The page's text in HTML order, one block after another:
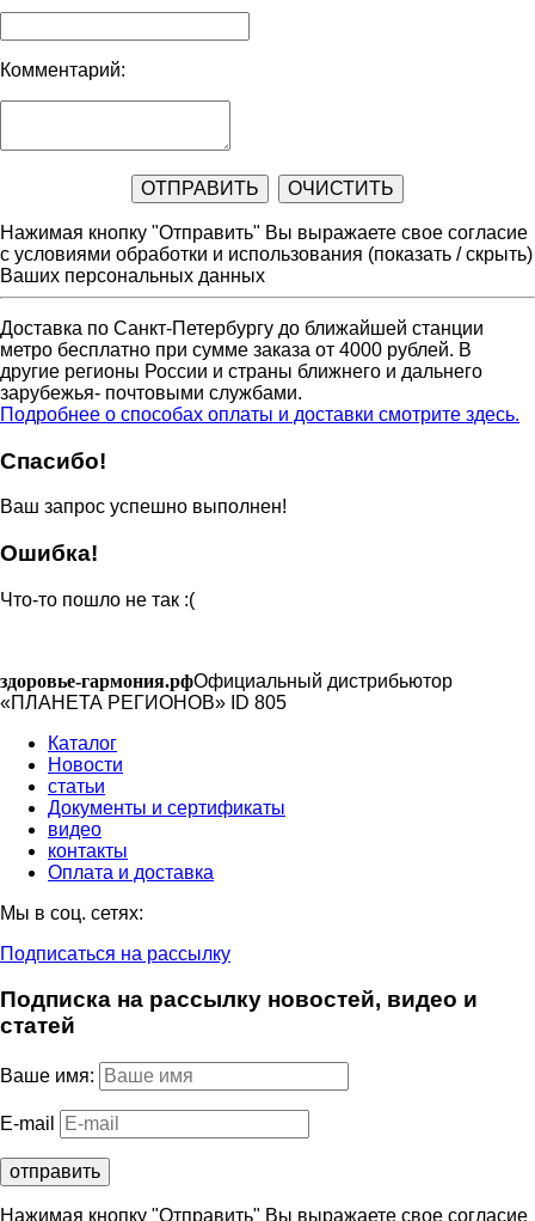
Комментарий:
Нажимая кнопку "Отправить" Вы выражаете свое согласие
с условиями обработки и использования (показать / скрыть)
Ваших персональных данных
Доставка по Санкт-Петербургу до ближайшей станции
метро бесплатно при сумме заказа от 4000 рублей. В
другие регионы России и страны ближнего и дальнего
зарубежья- почтовыми службами.
Подробнее о способах оплаты и доставки смотрите здесь.
Спасибо!
Ваш запрос успешно выполнен!
Ошибка!
Что-то пошло не так :(
здоровье-гармония.рфОфициальный дистрибьютор
«ПЛАНЕТА РЕГИОНОВ» ID 805
Каталог
Новости
статьи
Документы и сертификаты
видео
контакты
Оплата и доставка
Мы в соц. сетях:
Подписаться на рассылку
Подписка на рассылку новостей, видео и
статей
Ваше имя:
E-mail
Нажимая кнопку "Отправить" Вы выражаете свое согласие